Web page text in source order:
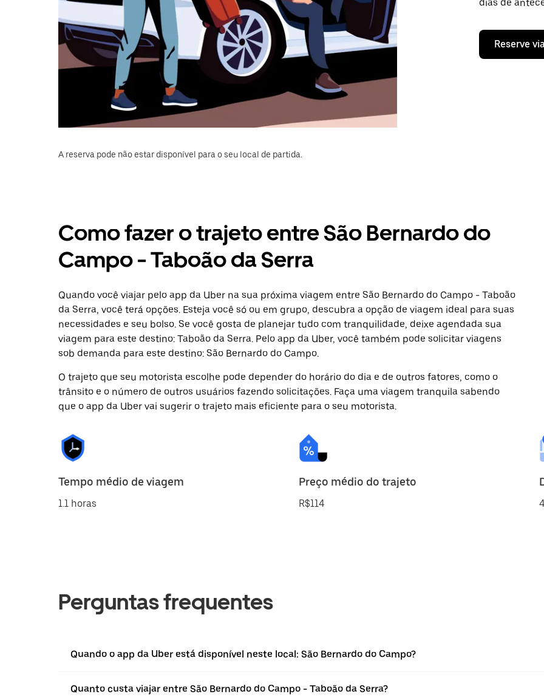
dias de
Reserve
A reserva pode não estar disponível para o seu local de partida.
Como fazer o trajeto entre São Bernardo do
Campo - Taboão da Serra
Quando você viajar pelo app da Uber na sua próxima viagem entre São Bernardo do Campo - Taboão
da Serra, você terá opções. Esteja você só ou em grupo, descubra a opção de viagem ideal para suas
necessidades e seu bolso. Se você gosta de planejar tudo com tranquilidade, deixe agendada sua
viagem para este destino: Taboão da Serra. Pelo app da Uber, você também pode solicitar viagens
sob demanda para este destino: São Bernardo do Campo.
O trajeto que seu motorista escolhe pode depender do horário do dia e de outros fatores, como o
trânsito e o número de outros usuários fazendo solicitações. Faça uma viagem tranquila sabendo
que o app da Uber vai sugerir o trajeto mais eficiente para o seu motorista.
Tempo médio de viagem
1.1 horas
Preço médio do trajeto
R$114
Perguntas frequentes
Quando o app da Uber está disponível neste local: São Bernardo do Campo?
Quanto custa viajar entre São Bernardo do Campo - Taboão da Serra?